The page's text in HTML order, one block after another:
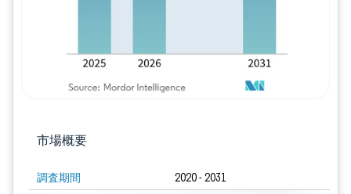
市場概要
調査期間 2020 - 2031